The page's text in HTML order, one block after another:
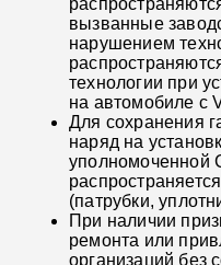
вызванные
нарушением
технологии при
на автомобиле с
Для сохранения
наряд на
уполномоченной
(патрубки,
При наличии
ремонта или
организаций без